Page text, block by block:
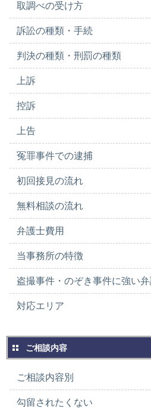
取調べの受け方
訴訟の種類・手続
判決の種類・刑罰の種類
上訴
控訴
上告
冤罪事件での逮捕
初回接見の流れ
無料相談の流れ
弁護士費用
当事務所の特徴
盗撮事件・のぞき事件に強い
対応エリア
ご相談内容
ご相談内容別
勾留されたくない